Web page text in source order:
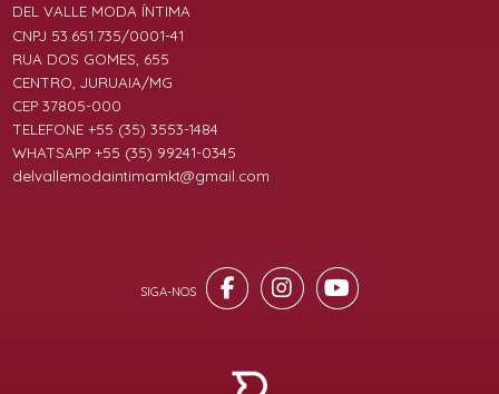
DEL VALLE MODA ÍNTIMA
CNPJ 53.651.735/0001-41
RUA DOS GOMES, 655
CENTRO, JURUAIA/MG
CEP 37805-000
TELEFONE +55 (35) 3553-1484
WHATSAPP +55 (35) 99241-0345
delvallemodaintimamkt@gmail.com